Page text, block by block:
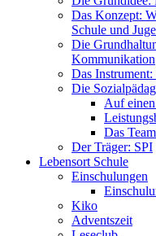
Das Konzept:
Schule und
Die
Kommunikation
Das
Die
Auf
Das
Der Träger: SPI
Lebensort Schule
Einschulungen
Kiko
Adventszeit